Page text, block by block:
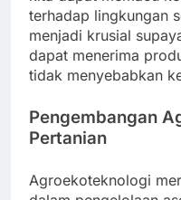
terhadap lingkungan
menjadi krusial
dapat menerima
tidak menyebabkan
Pengembangan
Pertanian
Agroekoteknologi